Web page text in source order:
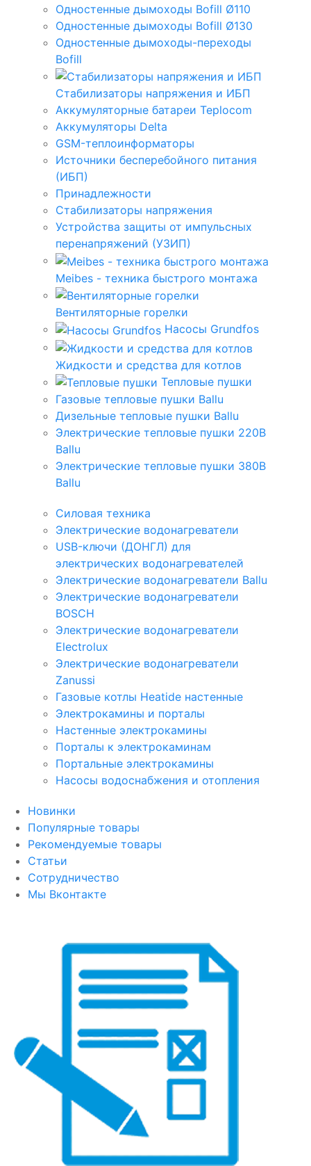
Одностенные дымоходы Bofill Ø110
Одностенные дымоходы Bofill Ø130
Одностенные дымоходы-переходы
Bofill
Стабилизаторы напряжения и ИБП
Аккумуляторные батареи Teplocom
Аккумуляторы Delta
GSM-теплоинформаторы
Источники бесперебойного питания
(ИБП)
Принадлежности
Стабилизаторы напряжения
Устройства защиты от импульсных
перенапряжений (УЗИП)
Meibes - техника быстрого монтажа
Вентиляторные горелки
Насосы Grundfos
Жидкости и средства для котлов
Тепловые пушки
Газовые тепловые пушки Ballu
Дизельные тепловые пушки Ballu
Электрические тепловые пушки 220В
Ballu
Электрические тепловые пушки 380В
Ballu
Силовая техника
Электрические водонагреватели
USB-ключи (ДОНГЛ) для
электрических водонагревателей
Электрические водонагреватели Ballu
Электрические водонагреватели
BOSCH
Электрические водонагреватели
Electrolux
Электрические водонагреватели
Zanussi
Газовые котлы Heatide настенные
Электрокамины и порталы
Настенные электрокамины
Порталы к электрокаминам
Портальные электрокамины
Насосы водоснабжения и отопления
Новинки
Популярные товары
Рекомендуемые товары
Статьи
Сотрудничество
Мы Вконтакте